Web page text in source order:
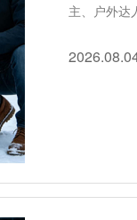
主、户外达